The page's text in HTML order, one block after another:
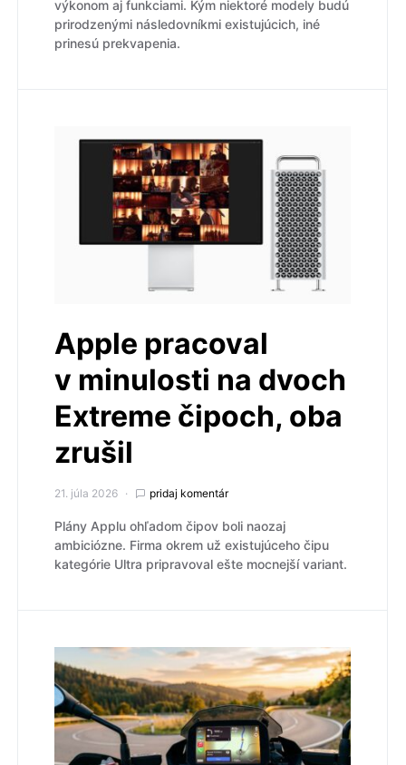
výkonom aj funkciami. Kým niektoré modely budú
prirodzenými následovníkmi existujúcich, iné
prinesú prekvapenia.
Apple pracoval
v minulosti na dvoch
Extreme čipoch, oba
zrušil
21. júla 2026 pridaj komentár
Plány Applu ohľadom čipov boli naozaj
ambiciózne. Firma okrem už existujúceho čipu
kategórie Ultra pripravoval ešte mocnejší variant.